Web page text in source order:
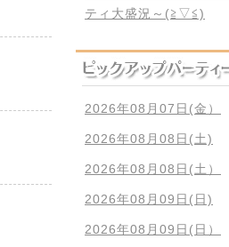
ティ大盛況～(≧▽≦)
2026年08月07日(金）
2026年08月08日(土)
2026年08月08日(土）
2026年08月09日(日)
2026年08月09日(日）